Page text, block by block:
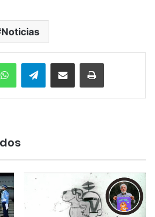
Noticias
WhatsAppTelegramEnviar vía email Imprimir